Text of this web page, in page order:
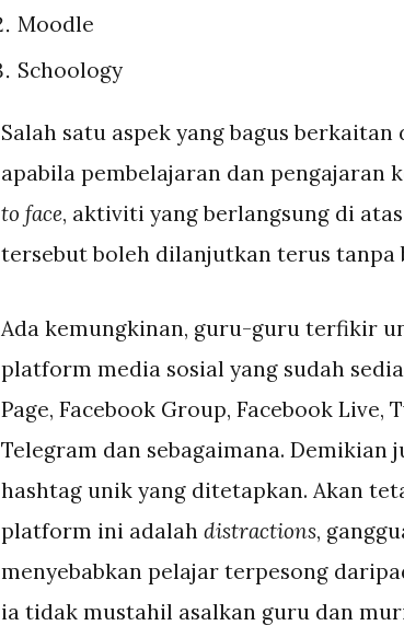
Moodle
Schoology
Salah satu aspek yang bagus berkaitan
apabila pembelajaran dan pengajaran
to face, aktiviti yang berlangsung di
tersebut boleh dilanjutkan terus tanpa
Ada kemungkinan, guru-guru terfikir
platform media sosial yang sudah
Page, Facebook Group, Facebook Live,
Telegram dan sebagaimana. Demikian
hashtag unik yang ditetapkan. Akan
platform ini adalah distractions,
menyebabkan pelajar terpesong
ia tidak mustahil asalkan guru dan